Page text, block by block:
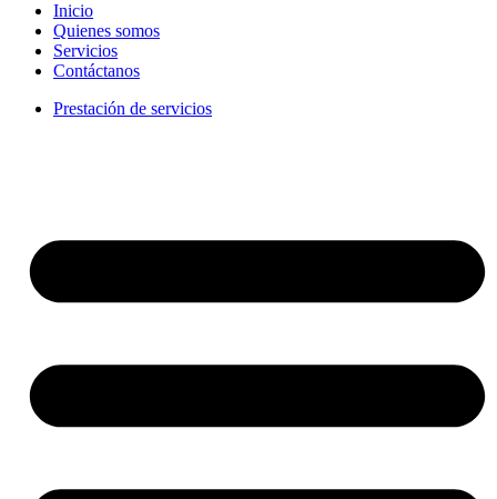
Inicio
Quienes somos
Servicios
Contáctanos
Prestación de servicios